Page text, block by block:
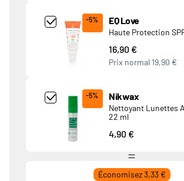
Add Product MjQ4MTk= undefined
-5% EQ Love
Haute Protection
16,90 €
Prix normal 19,90 €
Add Product MjkwNDA= undefined
-5% Nikwax
Nettoyant Lunettes
22 ml
4,90 €
Économisez 3,33 €